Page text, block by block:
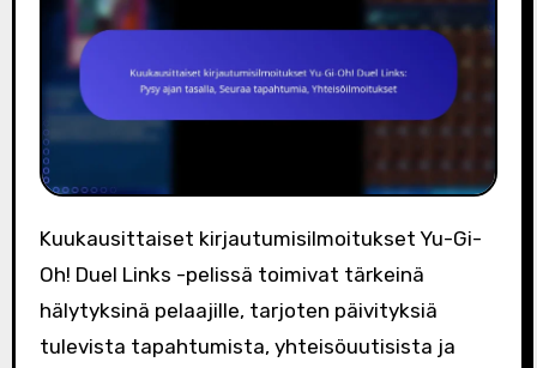
Kuukausittaiset kirjautumisilmoitukset Yu-Gi-
Oh! Duel Links -pelissä toimivat tärkeinä
hälytyksinä pelaajille, tarjoten päivityksiä
tulevista tapahtumista, yhteisöuutisista ja